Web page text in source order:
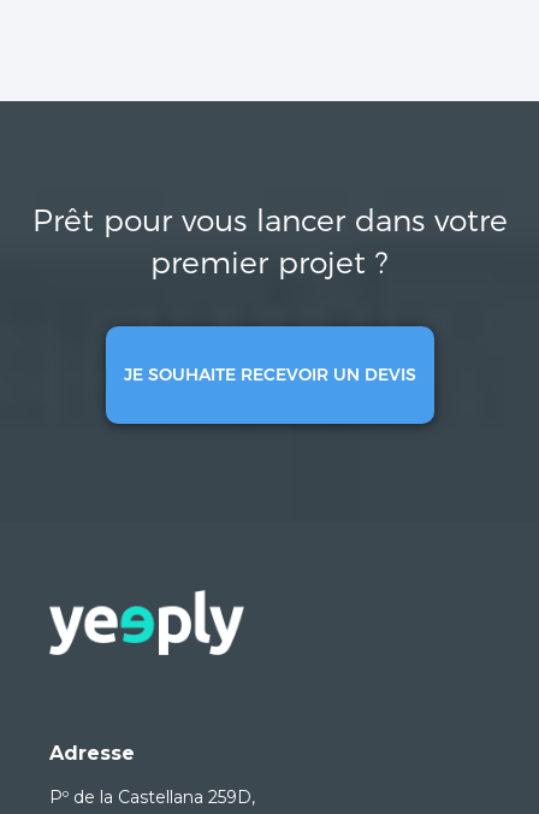
Prêt pour vous lancer dans votre
premier projet ?
JE SOUHAITE RECEVOIR UN DEVIS
Adresse
Pº de la Castellana 259D,